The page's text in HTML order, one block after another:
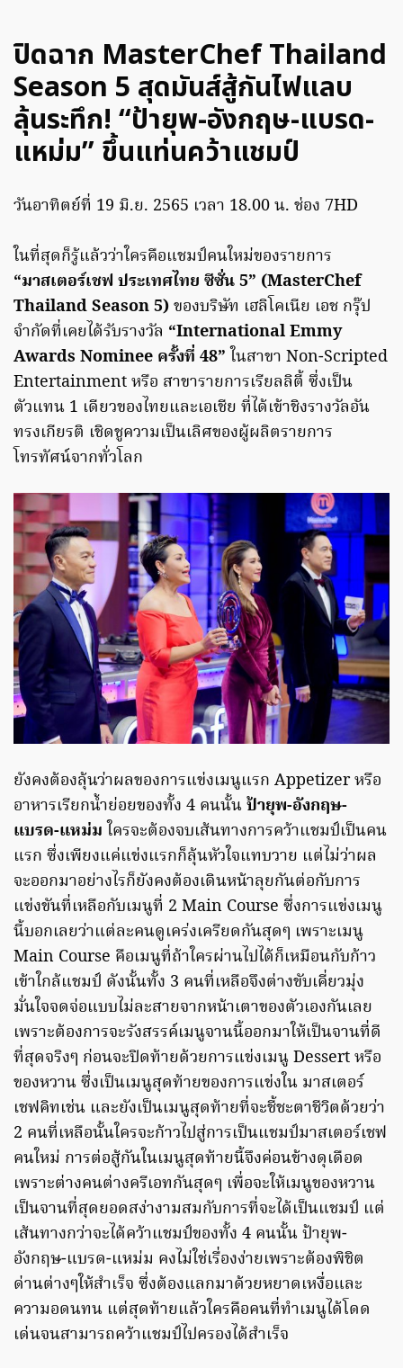
ปิดฉาก MasterChef Thailand
Season 5 สุดมันส์สู้กันไฟแลบ
ลุ้นระทึก! “ป้ายุพ-อังกฤษ-แบรด-
แหม่ม” ขึ้นแท่นคว้าแชมป์
วันอาทิตย์ที่ 19 มิ.ย. 2565 เวลา 18.00 น. ช่อง 7HD
ในที่สุดก็รู้แล้วว่าใครคือแชมป์คนใหม่ของรายการ
“มาสเตอร์เชฟ ประเทศไทย ซีซั่น 5” (MasterChef
Thailand Season 5)ของบริษัท เฮลิโคเนีย เอช กรุ๊ป
จำกัดที่เคยได้รับรางวัล “International Emmy
Awards Nominee ครั้งที่ 48” ในสาขา Non-Scripted
Entertainment หรือ สาขารายการเรียลลิตี้ ซึ่งเป็น
ตัวแทน 1 เดียวของไทยและเอเชีย ที่ได้เข้าชิงรางวัลอัน
ทรงเกียรติ เชิดชูความเป็นเลิศของผู้ผลิตรายการ
โทรทัศน์จากทั่วโลก
ยังคงต้องลุ้นว่าผลของการแข่งเมนูแรก Appetizer หรือ
อาหารเรียกน้ำย่อยของทั้ง 4 คนนั้นป้ายุพ-อังกฤษ-
แบรด-แหม่ม ใครจะต้องจบเส้นทางการคว้าแชมป์เป็นคน
แรก ซึ่งเพียงแค่แข่งแรกก็ลุ้นหัวใจแทบวาย แต่ไม่ว่าผล
จะออกมาอย่างไรก็ยังคงต้องเดินหน้าลุยกันต่อกับการ
แข่งขันที่เหลือกับเมนูที่ 2 Main Course ซึ่งการแข่งเมนู
นี้บอกเลยว่าแต่ละคนดูเคร่งเครียดกันสุดๆ เพราะเมนู
Main Course คือเมนูที่ถ้าใครผ่านไปได้ก็เหมือนกับก้าว
เข้าใกล้แชมป์ ดังนั้นทั้ง 3 คนที่เหลือจึงต่างขับเคี่ยวมุ่ง
มั่นใจจดจ่อแบบไม่ละสายจากหน้าเตาของตัวเองกันเลย
เพราะต้องการจะรังสรรค์เมนูจานนี้ออกมาให้เป็นจานที่ดี
ที่สุดจริงๆ ก่อนจะปิดท้ายด้วยการแข่งเมนู Dessert หรือ
ของหวาน ซึ่งเป็นเมนูสุดท้ายของการแข่งใน มาสเตอร์
เชฟคิทเช่น และยังเป็นเมนูสุดท้ายที่จะชี้ชะตาชีวิตด้วยว่า
2 คนที่เหลือนั้นใครจะก้าวไปสู่การเป็นแชมป์มาสเตอร์เชฟ
คนใหม่ การต่อสู้กันในเมนูสุดท้ายนี้จึงค่อนข้างดุเดือด
เพราะต่างคนต่างครีเอทกันสุดๆ เพื่อจะให้เมนูของหวาน
เป็นจานที่สุดยอดสง่างามสมกับการที่จะได้เป็นแชมป์ แต่
เส้นทางกว่าจะได้คว้าแชมป์ของทั้ง 4 คนนั้น ป้ายุพ-
อังกฤษ-แบรด-แหม่ม คงไม่ใช่เรื่องง่ายเพราะต้องพิชิต
ด่านต่างๆให้สำเร็จ ซึ่งต้องแลกมาด้วยหยาดเหงื่อและ
ความอดนทน แต่สุดท้ายแล้วใครคือคนที่ทำเมนูได้โดด
เด่นจนสามารถคว้าแชมป์ไปครองได้สำเร็จ